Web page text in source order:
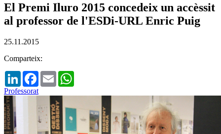
El Premi Iluro 2015 concedeix un accèssit
al professor de l'ESDi-URL Enric Puig
25.11.2015
Comparteix:
LinkedInFacebook
Email
Professorat